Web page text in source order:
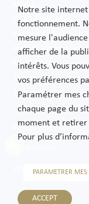
Media
New technologies
Pharmaceutical
Projects –
Public Sector
Telecoms
Transport
Privacy Policy
Sitemap
Notre site internet
fonctionnement.
mesure
afficher de la
intérêts. Vous
vos préférences
Paramétrer mes
chaque page du
moment et retirer
Pour plus
PARAMETRER MES
ACCEPT